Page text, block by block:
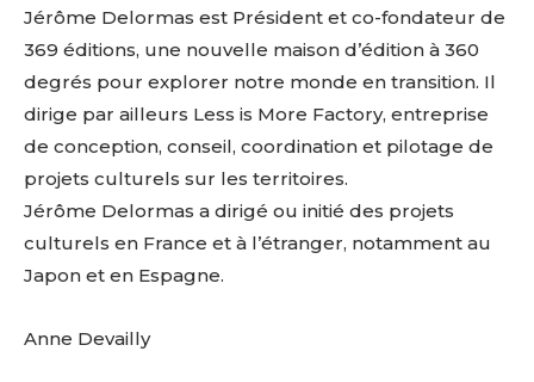
Jérôme Delormas est Président et co-fondateur de
369 éditions, une nouvelle maison d’édition à 360
degrés pour explorer notre monde en transition. Il
dirige par ailleurs Less is More Factory, entreprise
de conception, conseil, coordination et pilotage de
projets culturels sur les territoires.
Jérôme Delormas a dirigé ou initié des projets
culturels en France et à l’étranger, notamment au
Japon et en Espagne.
Anne Devailly